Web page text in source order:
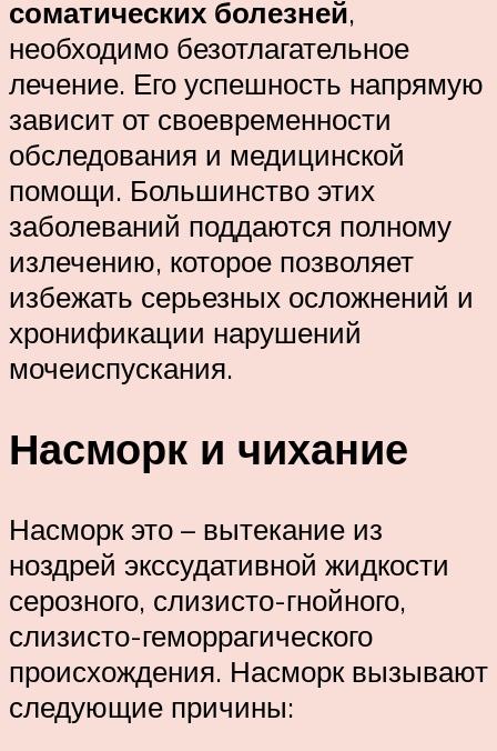
соматических болезней,
необходимо безотлагательное
лечение. Его успешность напрямую
зависит от своевременности
обследования и медицинской
помощи. Большинство этих
заболеваний поддаются полному
излечению, которое позволяет
избежать серьезных осложнений и
хронификации нарушений
мочеиспускания.
Насморк и чихание
Насморк это – вытекание из
ноздрей экссудативной жидкости
серозного, слизисто-гнойного,
слизисто-геморрагического
происхождения. Насморк вызывают
следующие причины: